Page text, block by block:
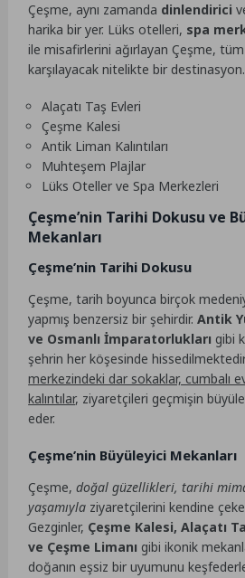
Çeşme, aynı zamanda dinlendirici
harika bir yer. Lüks otelleri, spa
ile misafirlerini ağırlayan Çeşme,
karşılayacak nitelikte bir destinasyon.
Alaçatı Taş Evleri
Çeşme Kalesi
Antik Liman Kalıntıları
Muhteşem Plajlar
Lüks Oteller ve Spa Merkezleri
Çeşme’nin Tarihi Dokusu ve
Mekanları
Çeşme’nin Tarihi Dokusu
Çeşme, tarih boyunca birçok
yapmış benzersiz bir şehirdir.Antik
ve Osmanlı İmparatorlukları gibi
şehrin her köşesinde
merkezindeki dar sokaklar, cumbalı
kalıntılar, ziyaretçileri geçmişin
eder.
Çeşme’nin Büyüleyici Mekanları
Çeşme,doğal güzellikleri, tarihi
yaşamıyla ziyaretçilerini kendine
Gezginler, Çeşme Kalesi, Alaçatı
ve Çeşme Limanı gibi ikonik
doğanın eşsiz bir uyumunu